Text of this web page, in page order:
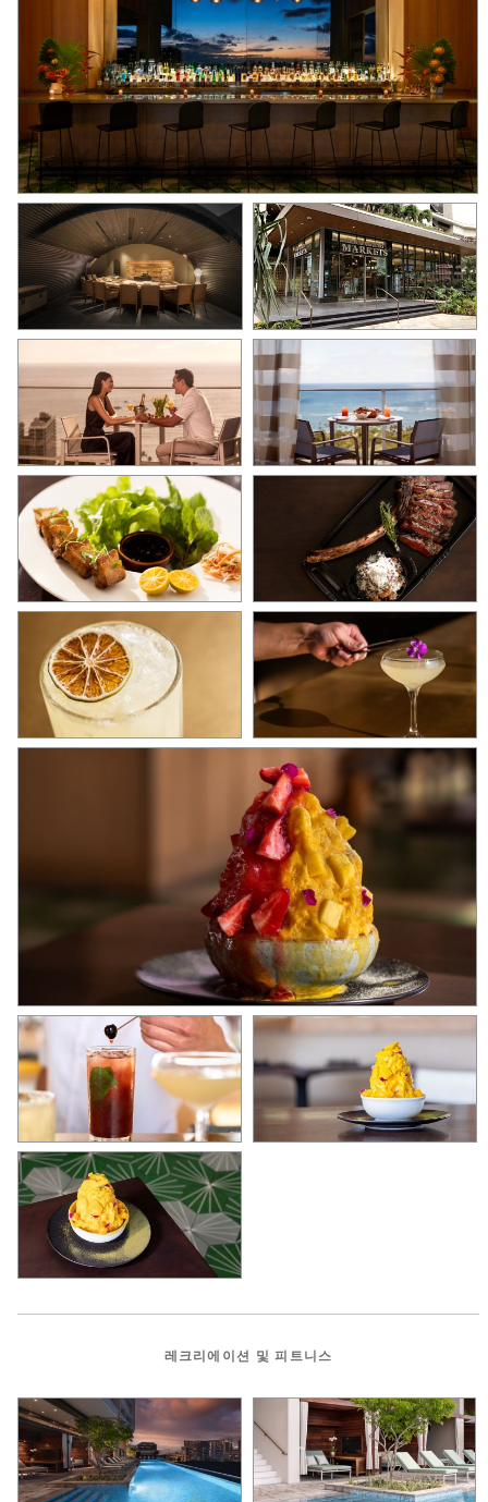
레크리에이션 및 피트니스